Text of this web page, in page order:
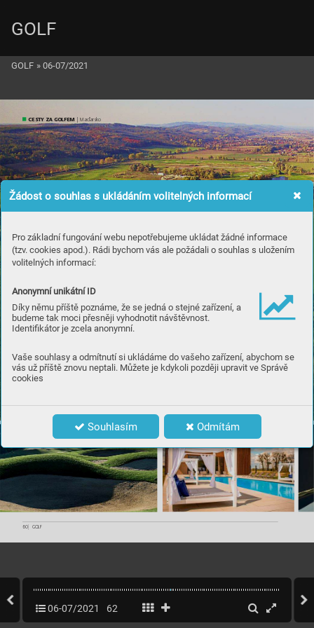
Žádost o souhlas s ukládáním volitelných informací
Pro základní fungování webu nepotřebujeme ukládat žádné informace
(tzv. cookies apod.). Rádi bychom vás ale požádali o souhlas s uložením
volitelných informací:
Anonymní unikátní ID
Díky němu příště poznáme, že se jedná o stejné zařízení, a
budeme tak moci přesněji vyhodnotit návštěvnost.
Identifikátor je zcela anonymní.
Vaše souhlasy a odmítnutí si ukládáme do vašeho zařízení, abychom se
vás už příště znovu neptali. Můžete je kdykoli později upravit ve Správě
cookies
Souhlasím Odmítám
60 GOLF
CESTY ZA GOLFEM | Maďarsko
GOLF
GOLF » 06-07/2021
06-07/2021 62